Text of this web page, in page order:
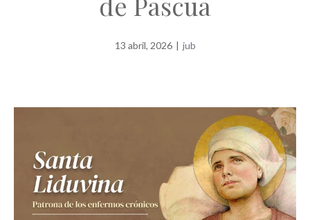
13 abril, 2026 | jub